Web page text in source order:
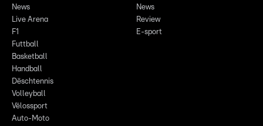
News
Live Arena
F1
Futtball
Basketball
Handball
Dëschtennis
Volleyball
Vëlossport
Auto-Moto
News
Review
E-sport